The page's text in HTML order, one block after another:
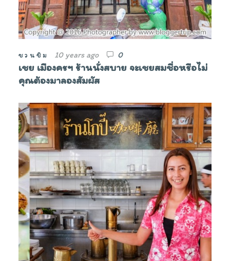
ชวนชิม 10 years ago 0
เชย เมืองครฯ ร้านนั่งสบาย จะเชยสมชื่อหรือไม่
คุณต้องมาลองสัมผัส